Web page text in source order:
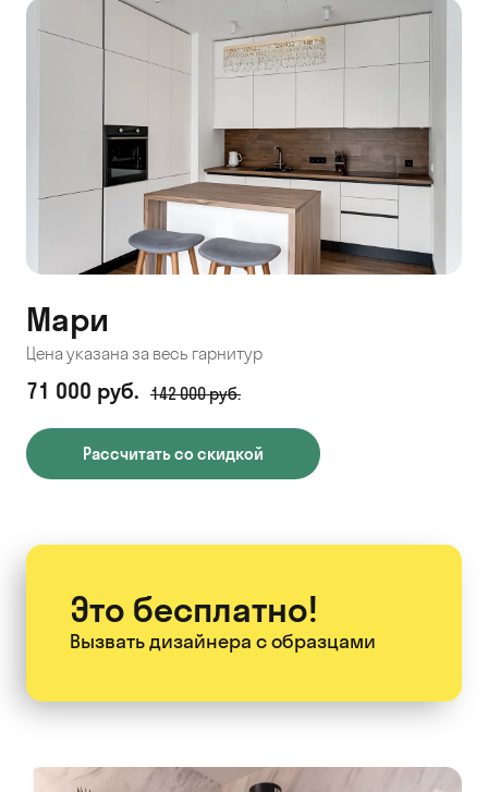
Мари
Цена указана за весь гарнитур
71 000 руб. 142 000 руб.
Рассчитать со скидкой
Это бесплатно!
Вызвать дизайнера с образцами